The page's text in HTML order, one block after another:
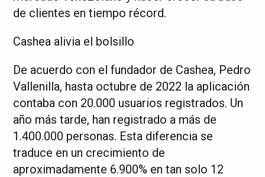
de clientes en tiempo récord.
Cashea alivia el bolsillo
De acuerdo con el fundador de Cashea, Pedro
Vallenilla, hasta octubre de 2022 la aplicación
contaba con 20.000 usuarios registrados. Un
año más tarde, han registrado a más de
1.400.000 personas. Esta diferencia se
traduce en un crecimiento de
aproximadamente 6.900% en tan solo 12